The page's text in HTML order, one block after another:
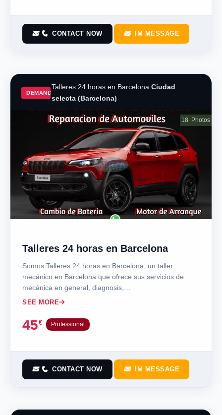
CONTACT NOW IM MESSAGE
DEMAND
Talleres 24 horas en Barcelona Ciudad
selecta (Barcelona)
Talleres 24 horas en Barcelona
Somos Talleres 24 horas en Barcelona, un taller
mecánico en Barcelona que ofrece sus servicios de
mecánica en general, diagnosis,…
SEE MORE
45€ Professional
18 Photos
CONTACT NOW IM MESSAGE